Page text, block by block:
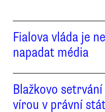
Fialova vláda je
napadat média
Blažkovo
vírou v právní